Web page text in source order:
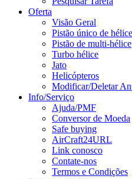
Oferta
Visão Geral
Pistão único de hélice
Pistão de multi-hélice
Turbo hélice
Jato
Helicópteros
Modificar/Deletar
Info/Serviço
Ajuda/PMF
Conversor de Moeda
Safe buying
AirCraft24URL
Link conosco
Contate-nos
Termos e Condições